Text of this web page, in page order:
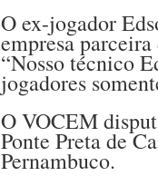
O ex-jogador
empresa
“Nosso técnico
jogadores
O VOCEM
Ponte Preta de
Pernambuco.